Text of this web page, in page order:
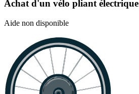
Achat d'un vélo pliant électrique
Aide non disponible